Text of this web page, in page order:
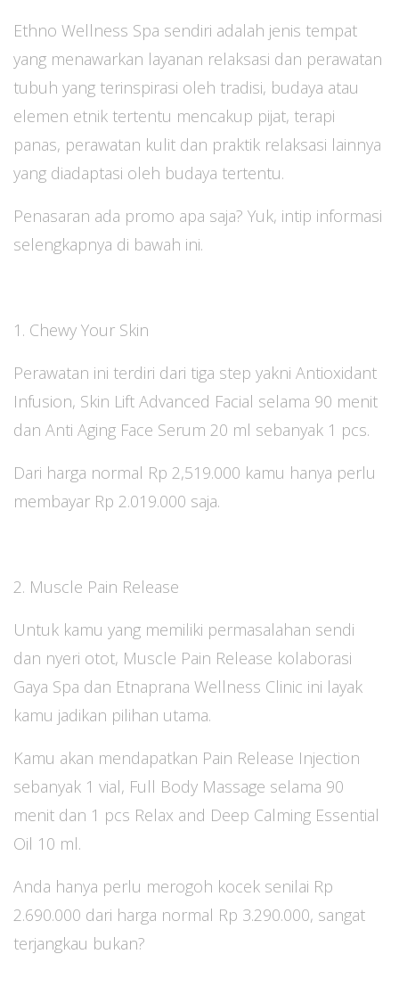
Ethno Wellness Spa sendiri adalah jenis tempat
yang menawarkan layanan relaksasi dan perawatan
tubuh yang terinspirasi oleh tradisi, budaya atau
elemen etnik tertentu mencakup pijat, terapi
panas, perawatan kulit dan praktik relaksasi lainnya
yang diadaptasi oleh budaya tertentu.
Penasaran ada promo apa saja? Yuk, intip informasi
selengkapnya di bawah ini.
1. Chewy Your Skin
Perawatan ini terdiri dari tiga step yakni Antioxidant
Infusion, Skin Lift Advanced Facial selama 90 menit
dan Anti Aging Face Serum 20 ml sebanyak 1 pcs.
Dari harga normal Rp 2,519.000 kamu hanya perlu
membayar Rp 2.019.000 saja.
2. Muscle Pain Release
Untuk kamu yang memiliki permasalahan sendi
dan nyeri otot, Muscle Pain Release kolaborasi
Gaya Spa dan Etnaprana Wellness Clinic ini layak
kamu jadikan pilihan utama.
Kamu akan mendapatkan Pain Release Injection
sebanyak 1 vial, Full Body Massage selama 90
menit dan 1 pcs Relax and Deep Calming Essential
Oil 10 ml.
Anda hanya perlu merogoh kocek senilai Rp
2.690.000 dari harga normal Rp 3.290.000, sangat
terjangkau bukan?